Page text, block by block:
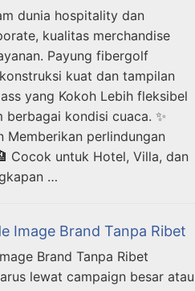
dunia hospitality dan
kualitas merchandise
Payung fibergolf
kuat dan tampilan
yang Kokoh Lebih fleksibel
kondisi cuaca. ✨
Memberikan perlindungan
Cocok untuk Hotel, Villa, dan
…
Image Brand Tanpa Ribet
Brand Tanpa Ribet
lewat campaign besar atau